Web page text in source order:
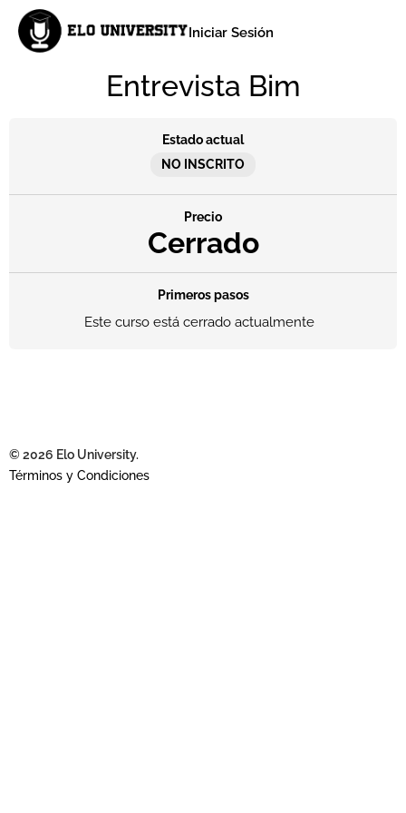
Iniciar Sesión
Entrevista Bim
Estado actual
NO INSCRITO
Precio
Cerrado
Primeros pasos
Este curso está cerrado actualmente
© 2026 Elo University.
Términos y Condiciones